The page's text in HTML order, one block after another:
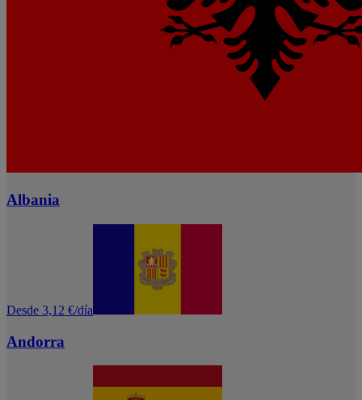
Albania
Desde 3,12 €/día
Andorra